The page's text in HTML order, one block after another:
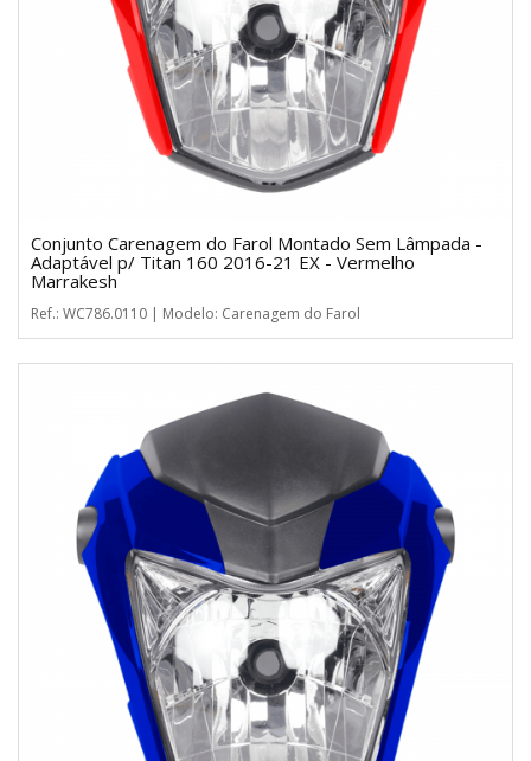
Conjunto Carenagem do Farol Montado Sem Lâmpada -
Adaptável p/ Titan 160 2016-21 EX - Vermelho
Marrakesh
Ref.: WC786.0110 | Modelo: Carenagem do Farol